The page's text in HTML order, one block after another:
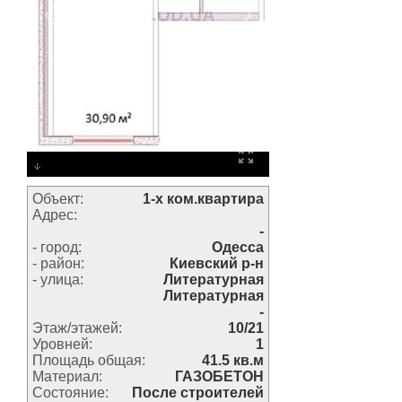
Объект:
1-х ком.квартира
Адрес:
-
- город:
Одесса
- район:
Киевский р-н
- улица:
Литературная
Литературная
-
Этаж/этажей:
10/21
Уровней:
1
Площадь общая:
41.5 кв.м
Материал:
ГАЗОБЕТОН
Состояние:
После строителей